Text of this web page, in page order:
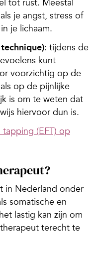
tot rust. Meestal
je angst, stress of
je lichaam.
: tijdens de
kunt
voorzichtig op de
op de pijnlijke
is om te weten dat
hiervoor dun is.
(EFT) op
in Nederland onder
somatische en
lastig kan zijn om
terecht te